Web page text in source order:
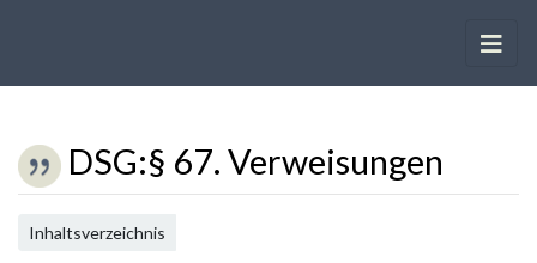
DSG:§ 67. Verweisungen
Wechseln zu:Navigation
Inhaltsverzeichnis